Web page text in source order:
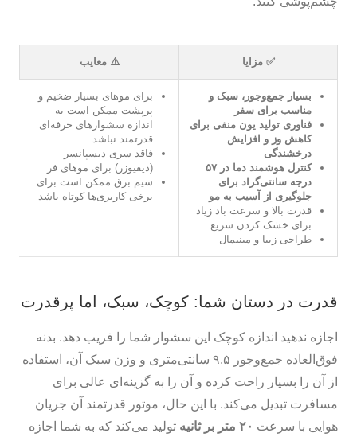
✅ مزایا ⚠️ معایب
بسیار جمع‌وجور، سبک و
مناسب برای سفر
فناوری تولید یون منفی برای
کاهش وز و افزایش
درخشندگی
کنترل هوشمند دما در ۵۷
درجه سانتی‌گراد برای
جلوگیری از آسیب به مو
قدرت بالا و سرعت باد زیاد
برای خشک کردن سریع
طراحی زیبا و مینیمال
برای موهای بسیار ضخیم و
پرپشت ممکن است به
اندازه سشوارهای حرفه‌ای
قدرتمند نباشد
فاقد سری دیسپانسر
(دیفیوزر) برای موهای فر
سیم برق ممکن است برای
برخی کاربری‌ها کوتاه باشد
قدرت در دستان شما: کوچک، سبک، اما پرقدرت
اجازه ندهید اندازه کوچک این سشوار شما را فریب دهد. بدنه
فوق‌العاده جمع‌وجور ۹.۵ سانتی‌متری و وزن سبک آن، استفاده
از آن را بسیار راحت کرده و آن را به گزینه‌ای عالی برای
مسافرت تبدیل می‌کند. با این حال، موتور قدرتمند آن جریان
هوایی با سرعت ۲۰ متر بر ثانیه
تولید می‌کند که به شما اجازه